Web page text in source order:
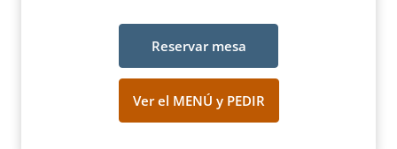
Reservar mesa
Ver el MENÚ y PEDIR